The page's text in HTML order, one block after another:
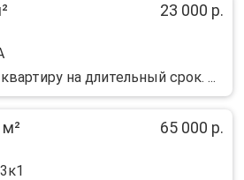
23 000 р.
на длительный срок. ...
65 000 р.